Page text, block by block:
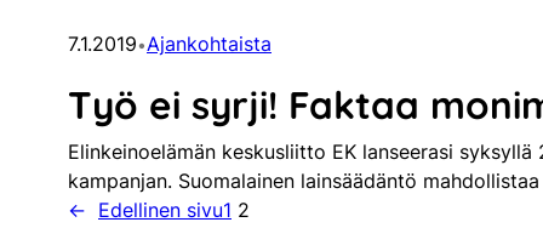
7.1.2019•Ajankohtaista
Työ ei syrji! Faktaa
Elinkeinoelämän keskusliitto EK lanseerasi
kampanjan. Suomalainen lainsäädäntö
← Edellinen sivu1 2